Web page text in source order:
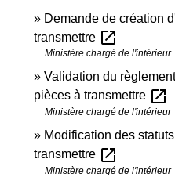
Demande de création
transmettre open_in_new
Ministère chargé de l'intérieur
Validation du
pièces à transmettre open_in_new
Ministère chargé de l'intérieur
Modification des
transmettre open_in_new
Ministère chargé de l'intérieur